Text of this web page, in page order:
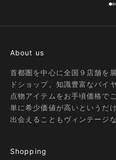
About us
首都圏を中心に全国９店舗を
ドショップ。知識豊富なバイ
点物アイテムをお手頃価格で
単に希少価値が高いというだ
出会えることもヴィンテージ
Shopping